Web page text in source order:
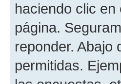
haciendo clic
página.
reponder. Abajo
permitidas.